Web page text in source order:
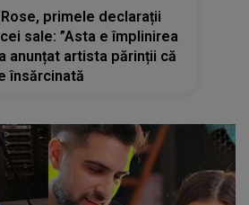
primele declarații
sale: ”Asta e împlinirea
anunțat artista părinții că
însărcinată